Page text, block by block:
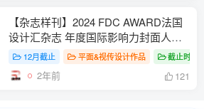
【杂志样刊】2024 FDC AWARD法国
设计汇杂志 年度国际影响力封面人物
大奖12月截止 平面&视传设计作品 截止时间
2年前 121